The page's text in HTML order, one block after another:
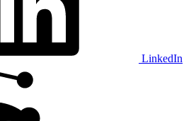
LinkedIn